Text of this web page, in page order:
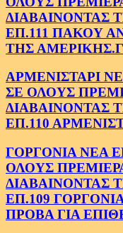
ΔΙΑΒΑΙΝΟΝΤΑΣ
ΕΠ.111 ΠΑΚΟΥ
ΤΗΣ
ΑΡΜΕΝΙΣΤΑΡΙ
ΣΕ ΟΛΟΥΣ
ΔΙΑΒΑΙΝΟΝΤΑΣ
ΕΠ.110
ΓΟΡΓΟΝΙΑ ΝΕΑ
ΟΛΟΥΣ
ΔΙΑΒΑΙΝΟΝΤΑΣ
ΕΠ.109
ΠΡΟΒΑ ΓΙΑ